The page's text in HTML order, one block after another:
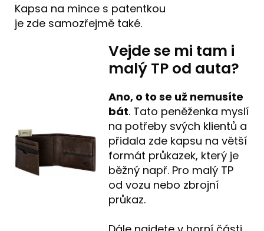
Kapsa na mince s patentkou
je zde samozřejmě také.
Vejde se mi tam i
malý TP od auta?
Ano, o to se už nemusíte
bát. Tato peněženka myslí
na potřeby svých klientů a
přidala zde kapsu na větší
formát průkazek, který je
běžný např. Pro malý TP
od vozu nebo zbrojní
průkaz.